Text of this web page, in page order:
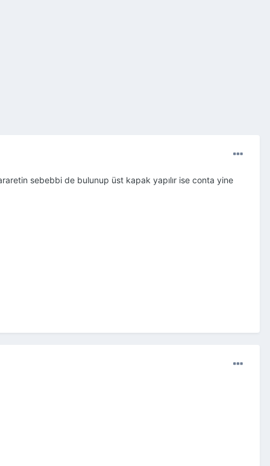
sebebbi de bulunup üst kapak yapılır ise conta yine